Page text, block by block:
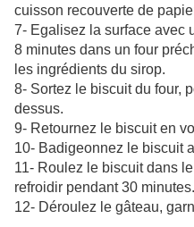
cuisson recouverte de
7- Egalisez la surface avec
8 minutes dans un four
les ingrédients du sirop.
8- Sortez le biscuit du four,
dessus.
9- Retournez le biscuit en
10- Badigeonnez le biscuit
11- Roulez le biscuit dans
refroidir pendant 30 minutes.
12- Déroulez le gâteau,